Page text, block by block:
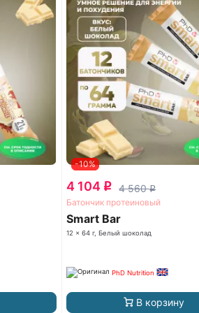
-10%
4 104 q 4 560q
Батончик протеиновый
Smart Bar
12 x 64 г, Белый шоколад
PhD Nutrition
В корзину